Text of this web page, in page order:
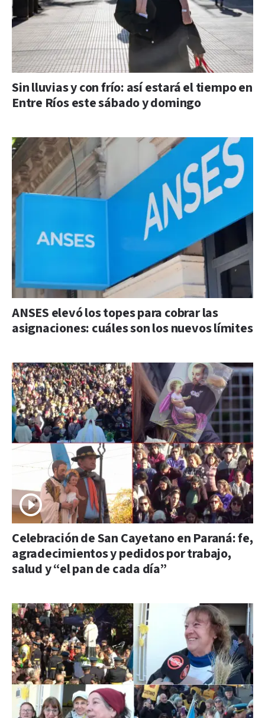
Sin lluvias y con frío: así estará el tiempo en
Entre Ríos este sábado y domingo
ANSES elevó los topes para cobrar las
asignaciones: cuáles son los nuevos límites
Celebración de San Cayetano en Paraná: fe,
agradecimientos y pedidos por trabajo,
salud y “el pan de cada día”